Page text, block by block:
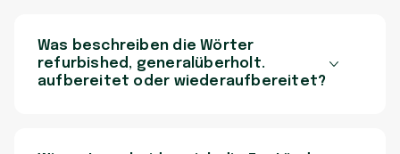
Was beschreiben die Wörter
refurbished, generalüberholt.
aufbereitet oder wiederaufbereitet?